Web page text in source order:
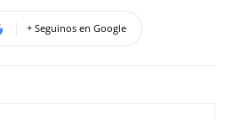
+ Seguinos en Google